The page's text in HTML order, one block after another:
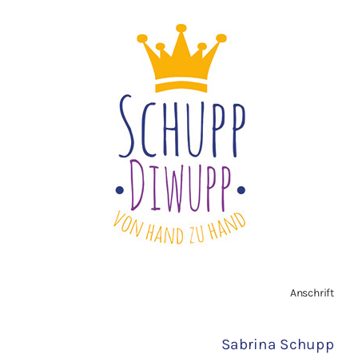
Widerrufsbelehrung
Anschrift
Sabrina Schupp